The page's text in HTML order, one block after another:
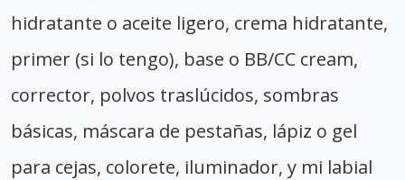
hidratante o aceite ligero, crema hidratante,
primer (si lo tengo), base o BB/CC cream,
corrector, polvos traslúcidos, sombras
básicas, máscara de pestañas, lápiz o gel
para cejas, colorete, iluminador, y mi labial